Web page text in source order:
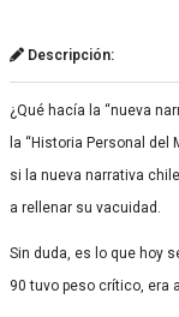
Descripción:
¿Qué hacía la “nueva
la “Historia Personal del
si la nueva narrativa
a rellenar su vacuidad.
Sin duda, es lo que hoy
90 tuvo peso crítico, era